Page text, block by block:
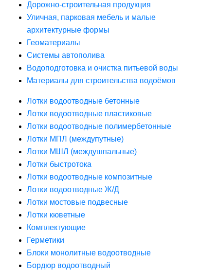
Дорожно-строительная продукция
Уличная, парковая мебель и малые
архитектурные формы
Геоматериалы
Системы автополива
Водоподготовка и очистка питьевой воды
Материалы для строительства водоёмов
Лотки водоотводные бетонные
Лотки водоотводные пластиковые
Лотки водоотводные полимербетонные
Лотки МПЛ (междупутные)
Лотки МШЛ (междушпальные)
Лотки быстротока
Лотки водоотводные композитные
Лотки водоотводные Ж/Д
Лотки мостовые подвесные
Лотки кюветные
Комплектующие
Герметики
Блоки монолитные водоотводные
Бордюр водоотводный